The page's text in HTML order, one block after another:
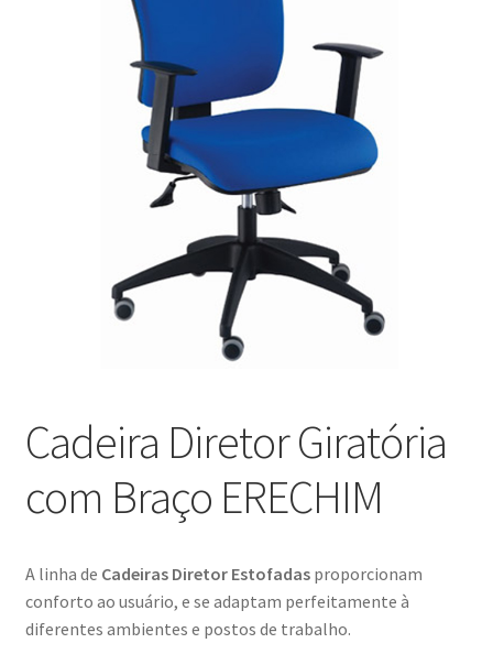
Granito
Home
Política de reembolso e devoluções
Quem Somos
Cadeira Diretor Giratória
com Braço ERECHIM
A linha de Cadeiras Diretor Estofadas proporcionam
conforto ao usuário, e se adaptam perfeitamente à
diferentes ambientes e postos de trabalho.